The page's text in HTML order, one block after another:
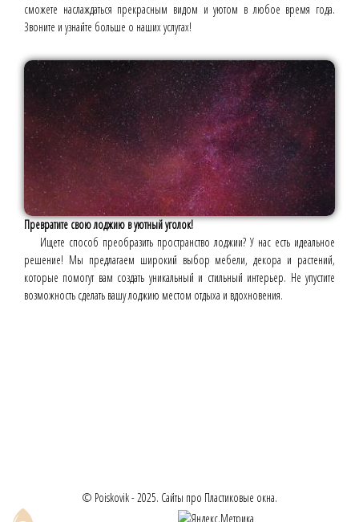
сможете наслаждаться прекрасным видом и уютом в любое время года.
Звоните и узнайте больше о наших услугах!
Превратите свою лоджию в уютный уголок!
Ищете способ преобразить пространство лоджии? У нас есть идеальное
решение! Мы предлагаем широкий выбор мебели, декора и растений,
которые помогут вам создать уникальный и стильный интерьер. Не упустите
возможность сделать вашу лоджию местом отдыха и вдохновения.
© Poiskovik - 2025. Сайты про Пластиковые окна.